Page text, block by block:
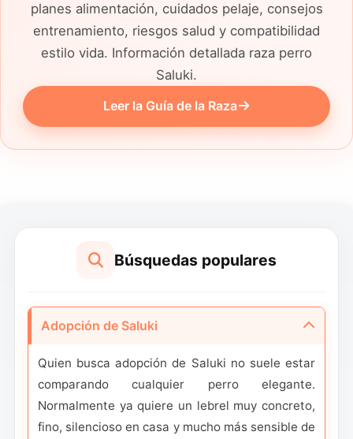
planes alimentación, cuidados pelaje, consejos
entrenamiento, riesgos salud y compatibilidad
estilo vida. Información detallada raza perro
Saluki.
Leer la Guía de la Raza
Búsquedas populares
Adopción de Saluki
Quien busca adopción de Saluki no suele estar
comparando cualquier perro elegante.
Normalmente ya quiere un lebrel muy concreto,
fino, silencioso en casa y mucho más sensible de